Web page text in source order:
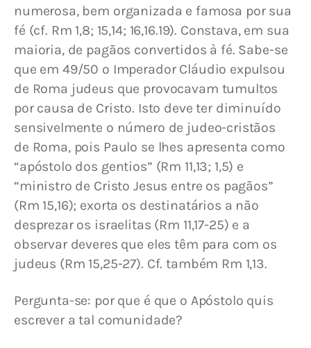
numerosa, bem organizada e famosa por sua
fé (cf. Rm 1,8; 15,14; 16,16.19). Constava, em sua
maioria, de pagãos convertidos à fé. Sabe-se
que em 49/50 o Imperador Cláudio expulsou
de Roma judeus que provocavam tumultos
por causa de Cristo. Isto deve ter diminuído
sensivelmente o número de judeo-cristãos
de Roma, pois Paulo se lhes apresenta como
“apóstolo dos gentios” (Rm 11,13; 1,5) e
“ministro de Cristo Jesus entre os pagãos”
(Rm 15,16); exorta os destinatários a não
desprezar os israelitas (Rm 11,17-25) e a
observar deveres que eles têm para com os
judeus (Rm 15,25-27). Cf. também Rm 1,13.
Pergunta-se: por que é que o Apóstolo quis
escrever a tal comunidade?